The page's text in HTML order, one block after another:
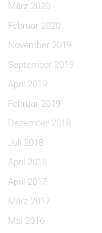
März 2020
Februar 2020
November 2019
September 2019
April 2019
Februar 2019
Dezember 2018
Juli 2018
April 2018
April 2017
März 2017
Mai 2016